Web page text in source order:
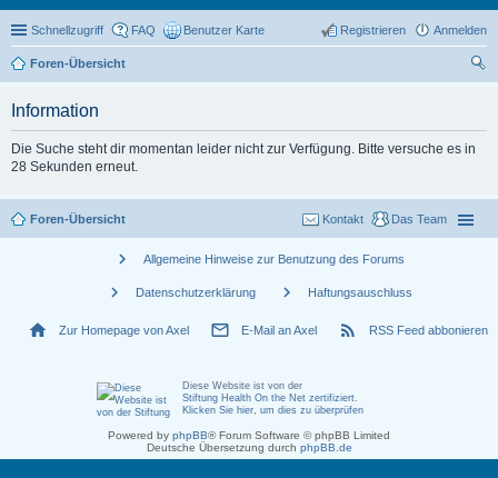
Schnellzugriff FAQ Benutzer Karte Anmelden
Registrieren
Foren-Übersicht
Information
Die Suche steht dir momentan leider nicht zur Verfügung. Bitte versuche es in
28 Sekunden erneut.
Foren-Übersicht Das Team
Kontakt
chevron_right Allgemeine Hinweise zur Benutzung des Forums
chevron_right Datenschutzerklärung chevron_right Haftungsauschluss
home Zur Homepage von Axel mail_outline E-Mail an Axel rss_feed RSS Feed abbonieren
Diese Website ist von der
Stiftung Health On the Net zertifiziert.
Klicken Sie hier, um dies zu überprüfen
Powered by phpBB® Forum Software © phpBB Limited
Deutsche Übersetzung durch phpBB.de